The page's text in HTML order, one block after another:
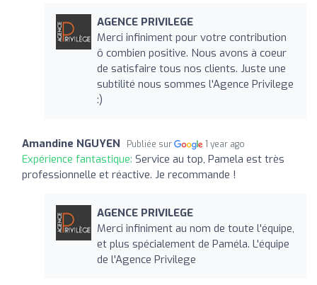
AGENCE PRIVILEGE
Merci infiniment pour votre contribution
ô combien positive. Nous avons à coeur
de satisfaire tous nos clients. Juste une
subtilité nous sommes l'Agence Privilege
:)
Amandine NGUYEN Publiée sur 1 year ago
Expérience fantastique: Service au top, Pamela est très
professionnelle et réactive. Je recommande !
AGENCE PRIVILEGE
Merci infiniment au nom de toute l'équipe,
et plus spécialement de Paméla. L'équipe
de l'Agence Privilege